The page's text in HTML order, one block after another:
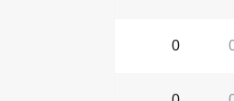
0